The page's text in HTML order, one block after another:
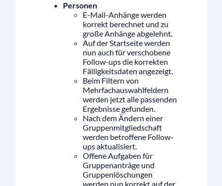
Personen
E-Mail-Anhänge werden
korrekt berechnet und zu
große Anhänge abgelehnt.
Auf der Startseite werden
nun auch für verschobene
Follow-ups die korrekten
Fälligkeitsdaten angezeigt.
Beim Filtern von
Mehrfachauswahlfeldern
werden jetzt alle passenden
Ergebnisse gefunden.
Nach dem Ändern einer
Gruppenmitgliedschaft
werden betroffene Follow-
ups aktualisiert.
Offene Aufgaben für
Gruppenanträge und
Gruppenlöschungen
werden nun korrekt auf der